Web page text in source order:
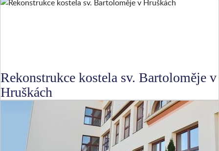
Rekonstrukce kostela sv. Bartoloměje v
Hruškách